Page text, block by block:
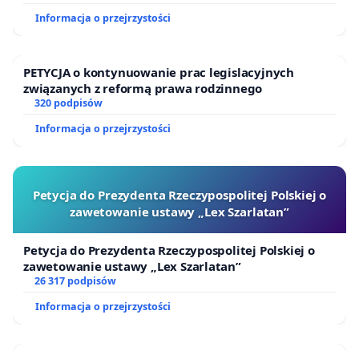
Informacja o przejrzystości
PETYCJA o kontynuowanie prac legislacyjnych
związanych z reformą prawa rodzinnego
320 podpisów
Informacja o przejrzystości
Petycja do Prezydenta Rzeczypospolitej Polskiej o
zawetowanie ustawy „Lex Szarlatan”
Petycja do Prezydenta Rzeczypospolitej Polskiej o
zawetowanie ustawy „Lex Szarlatan”
26 317 podpisów
Informacja o przejrzystości